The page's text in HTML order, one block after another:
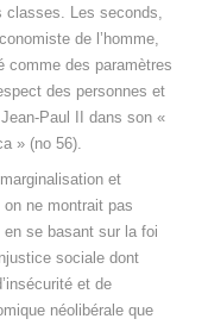
Les seconds,
de l’homme,
comme des paramètres
des personnes et
Paul II dans son «
» (no 56).
et
ne montrait pas
se basant sur la foi
sociale dont
et de
néolibérale que